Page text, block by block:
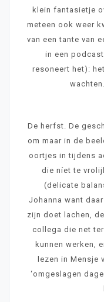
klein fantasietje
meteen ook weer
van een tante van
in een
resoneert het):
De herfst. De
om maar in de
oortjes in tijdens
die níet te
(delicate
Johanna want
zijn doet lachen,
collega die net
kunnen werken,
lezen in Mensje
‘omgeslagen